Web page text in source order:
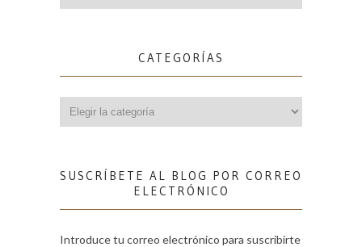
CATEGORÍAS
SUSCRÍBETE AL BLOG POR CORREO
ELECTRÓNICO
Introduce tu correo electrónico para suscribirte